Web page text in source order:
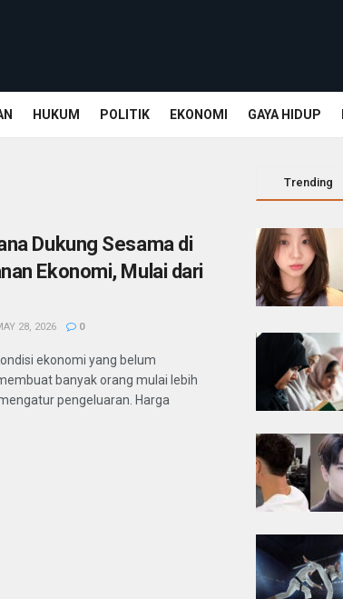
HUKUM POLITIK EKONOMI GAYA HIDUP
Dukung Sesama di
Ekonomi, Mulai dari
28, 2026 0
ekonomi yang belum
banyak orang mulai lebih
pengeluaran. Harga
Trending